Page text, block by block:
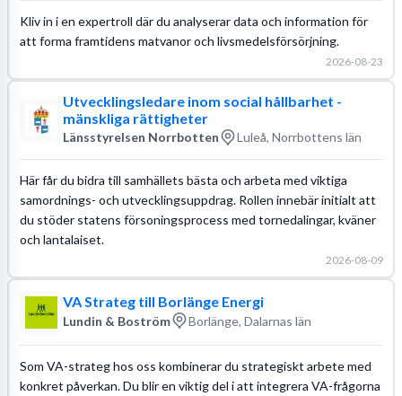
Kliv in i en expertroll där du analyserar data och information för
att forma framtidens matvanor och livsmedelsförsörjning.
2026-08-23
Utvecklingsledare inom social hållbarhet -
mänskliga rättigheter
Länsstyrelsen Norrbotten Luleå, Norrbottens län
Här får du bidra till samhällets bästa och arbeta med viktiga
samordnings- och utvecklingsuppdrag. Rollen innebär initialt att
du stöder statens försoningsprocess med tornedalingar, kväner
och lantalaiset.
2026-08-09
VA Strateg till Borlänge Energi
Lundin & Boström Borlänge, Dalarnas län
Som VA-strateg hos oss kombinerar du strategiskt arbete med
konkret påverkan. Du blir en viktig del i att integrera VA-frågorna